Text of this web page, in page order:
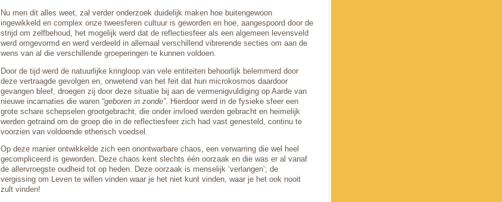
Nu men dit alles weet, zal verder onderzoek duidelijk maken hoe buitengewoon
ingewikkeld en complex onze tweesferen cultuur is geworden en hoe, aangespoord door de
strijd om zelfbehoud, het mogelijk werd dat de reflectiesfeer als een algemeen levensveld
werd omgevormd en werd verdeeld in allemaal verschillend vibrerende secties om aan de
wens van al die verschillende groeperingen te kunnen voldoen.
Door de tijd werd de natuurlijke kringloop van vele entiteiten behoorlijk belemmerd door
deze vertraagde gevolgen en, onwetend van het feit dat hun microkosmos daardoor
gevangen bleef, droegen zij door deze situatie bij aan de vermenigvuldiging op Aarde van
nieuwe incarnaties die waren “geboren in zonde”. Hierdoor werd in de fysieke sfeer een
grote schare schepselen grootgebracht, die onder invloed werden gebracht en heimelijk
werden getraind om de groep die in de reflectiesfeer zich had vast genesteld, continu te
voorzien van voldoende etherisch voedsel.
Op deze manier ontwikkelde zich een onontwarbare chaos, een verwarring die wel heel
gecompliceerd is geworden. Deze chaos kent slechts één oorzaak en die was er al vanaf
de allervroegste oudheid tot op heden. Deze oorzaak is menselijk ‘verlangen’; de
vergissing om Leven te willen vinden waar je het niet kunt vinden, waar je het ook nooit
zult vinden!